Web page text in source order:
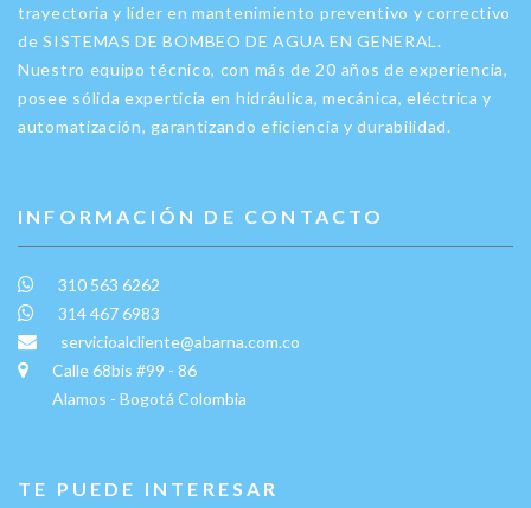
trayectoria y líder en mantenimiento preventivo y correctivo
de SISTEMAS DE BOMBEO DE AGUA EN GENERAL.
Nuestro equipo técnico, con más de 20 años de experiencia,
posee sólida experticia en hidráulica, mecánica, eléctrica y
automatización, garantizando eficiencia y durabilidad.
INFORMACIÓN DE CONTACTO
310 563 6262
314 467 6983
servicioalcliente@abarna.com.co
Calle 68bis #99 - 86
Alamos - Bogotá Colombia
TE PUEDE INTERESAR